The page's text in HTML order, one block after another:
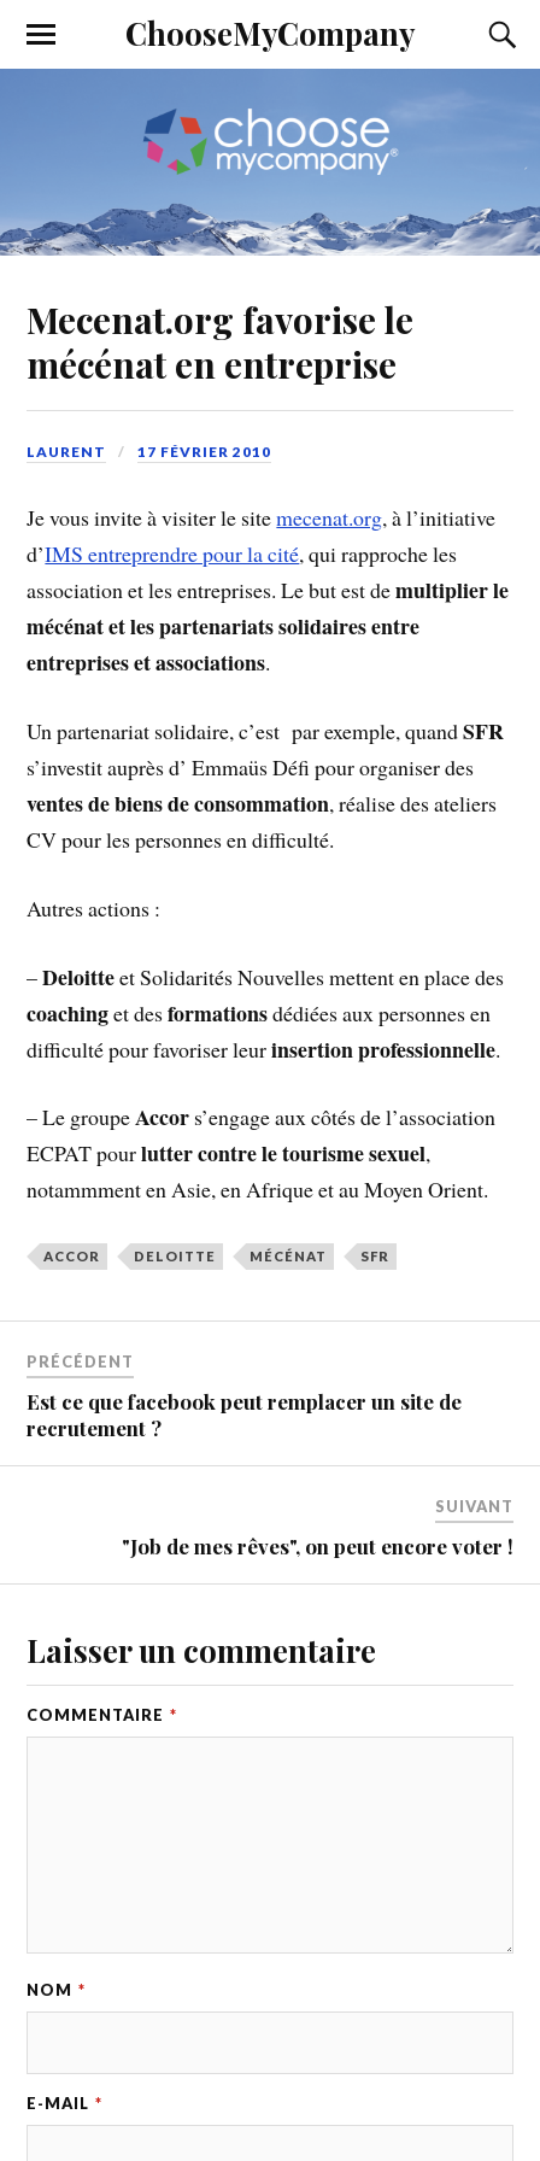
ChooseMyCompany
Mecenat.org favorise le
mécénat en entreprise
LAURENT 17 FÉVRIER 2010
Je vous invite à visiter le sitemecenat.org, à l’initiative
d’IMS entreprendre pour la cité, qui rapproche les
association et les entreprises. Le but est demultiplier le
mécénat et les partenariats solidaires entre
entreprises et associations.
Un partenariat solidaire, c’est par exemple, quandSFR
s’investit auprès d’ Emmaüs Défi pour organiser des
ventes de biens de consommation, réalise des ateliers
CV pour les personnes en difficulté.
Autres actions :
–Deloitteet Solidarités Nouvelles mettent en place des
coachinget desformationsdédiées aux personnes en
difficulté pour favoriser leurinsertion professionnelle.
– Le groupeAccor s’engage aux côtés de l’association
ECPAT pourlutter contre le tourisme sexuel,
notammment en Asie, en Afrique et au Moyen Orient.
ACCOR DELOITTE MÉCÉNAT SFR
PRÉCÉDENT
Est ce que facebook peut remplacer un site de
recrutement ?
SUIVANT
"Job de mes rêves", on peut encore voter !
Laisser un commentaire
COMMENTAIRE *
NOM *
E-MAIL *